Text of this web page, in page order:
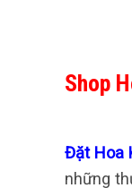
Shop
Đặt Hoa
những